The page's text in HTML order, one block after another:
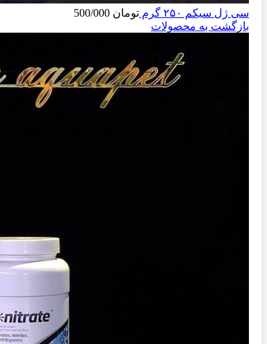
سی ژل سیکم ۲۵۰ گرم تومان
بازگشت به محصولات